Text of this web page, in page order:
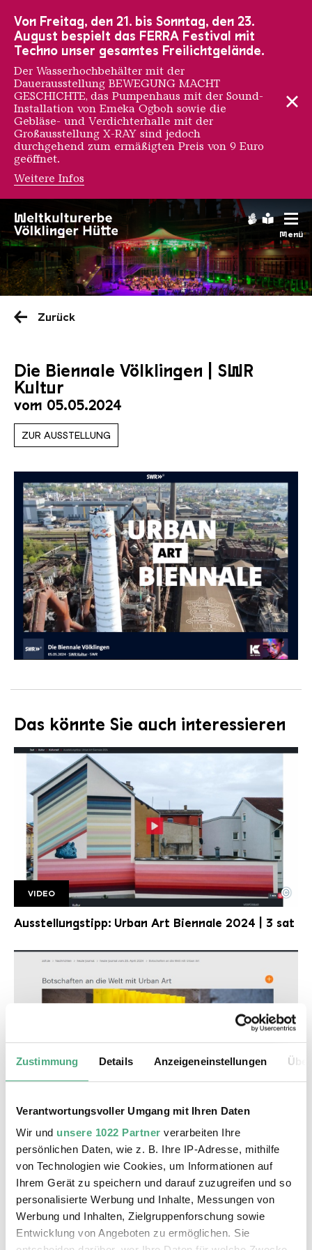
Zustimmung Details Anzeigeneinstellungen
Verantwortungsvoller Umgang mit Ihren Daten
Wir und unsere 1022 Partner verarbeiten Ihre
persönlichen Daten, wie z. B. Ihre IP-Adresse, mithilfe
von Technologien wie Cookies, um Informationen auf
Ihrem Gerät zu speichern und darauf zuzugreifen und so
personalisierte Werbung und Inhalte, Messungen von
Werbung und Inhalten, Zielgruppenforschung sowie
Entwicklung von Angeboten zu ermöglichen. Sie
Menü
Saarländischen
Zurück
Die Biennale Völklingen | SWR
Kultur
vom 05.05.2024
ZUR AUSSTELLUNG
Das könnte Sie auch interessieren
UAB 3 Sat
Copyright: 3 sat
©
VIDEO
Ausstellungstipp: Urban Art Biennale 2024 | 3 sat
ZDF HJ28 04
Copyright: ZDF | heute journal
Botschaften an die Welt mit Urban Art | zdf
heute-journal
Von Freitag, den 21. bis Sonntag, den 23.
August bespielt das FERRA Festival mit
Techno unser gesamtes Freilichtgelände.
Der Wasserhochbehälter mit der
Dauerausstellung BEWEGUNG MACHT
GESCHICHTE, das Pumpenhaus mit der Sound-
Installation von Emeka Ogboh sowie die
Gebläse- und Verdichterhalle mit der
Großausstellung X-RAY sind jedoch
durchgehend zum ermäßigten Preis von 9 Euro
geöffnet.
Weitere Infos